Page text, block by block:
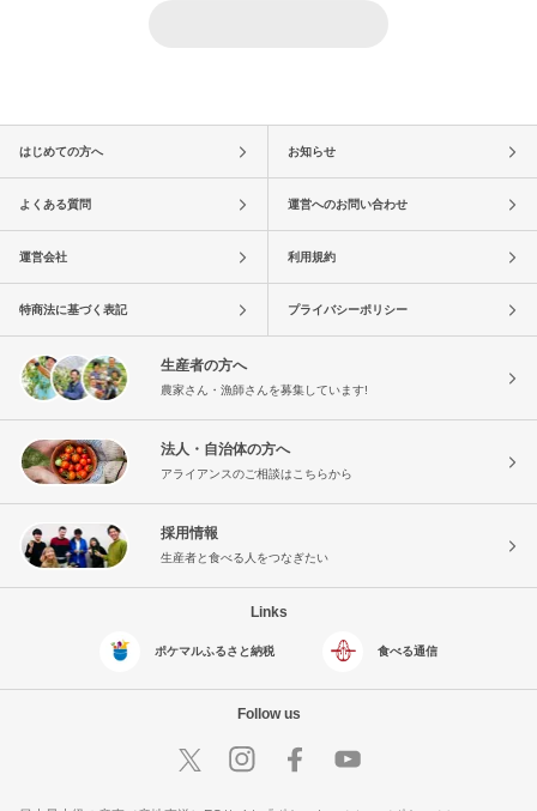
はじめての方へ お知らせ
よくある質問 運営へのお問い合わせ
運営会社 利用規約
特商法に基づく表記 プライバシーポリシー
生産者の方へ
農家さん・漁師さんを募集しています!
法人・自治体の方へ
アライアンスのご相談はこちらから
採用情報
生産者と食べる人をつなぎたい
Links
ポケマルふるさと納税 食べる通信
Follow us